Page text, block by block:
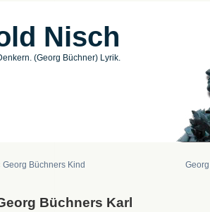
Nisch
(Georg Büchner) Lyrik.
Georg Büchners Kind
Büchners Karl